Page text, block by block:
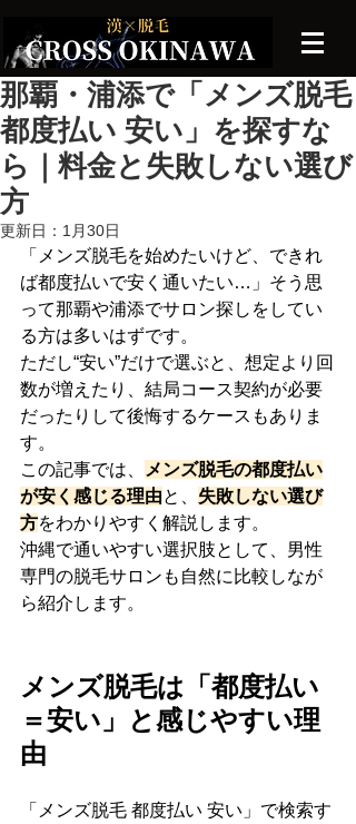
那覇・浦添で「メンズ脱毛
都度払い 安い」を探すな
ら｜料金と失敗しない選び
方
更新日： 1月30日
「メンズ脱毛を始めたいけど、できれ
ば都度払いで安く通いたい…」そう思
って那覇や浦添でサロン探しをしてい
る方は多いはずです。
ただし“安い”だけで選ぶと、想定より回
数が増えたり、結局コース契約が必要
だったりして後悔するケースもありま
す。
この記事では、
メンズ脱毛の都度払い
が安く感じる理由と、 失敗しない選び
方をわかりやすく解説します。
沖縄で通いやすい選択肢として、男性
専門の脱毛サロンも自然に比較しなが
ら紹介します。
メンズ脱毛は「都度払い
＝安い」と感じやすい理
由
「メンズ脱毛 都度払い 安い」で検索す